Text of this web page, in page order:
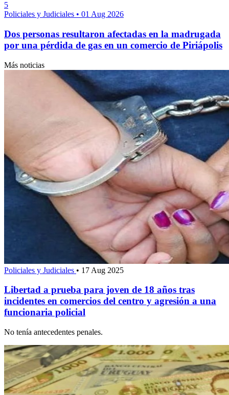
5
Policiales y Judiciales • 01 Aug 2026
Dos personas resultaron afectadas en la madrugada
por una pérdida de gas en un comercio de Piriápolis
Más noticias
Policiales y Judiciales • 17 Aug 2025
Libertad a prueba para joven de 18 años tras
incidentes en comercios del centro y agresión a una
funcionaria policial
No tenía antecedentes penales.